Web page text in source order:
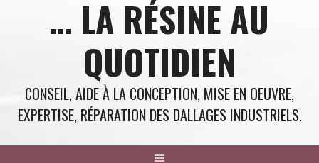
… LA RÉSINE AU
QUOTIDIEN
CONSEIL, AIDE À LA CONCEPTION, MISE EN OEUVRE,
EXPERTISE, RÉPARATION DES DALLAGES INDUSTRIELS.